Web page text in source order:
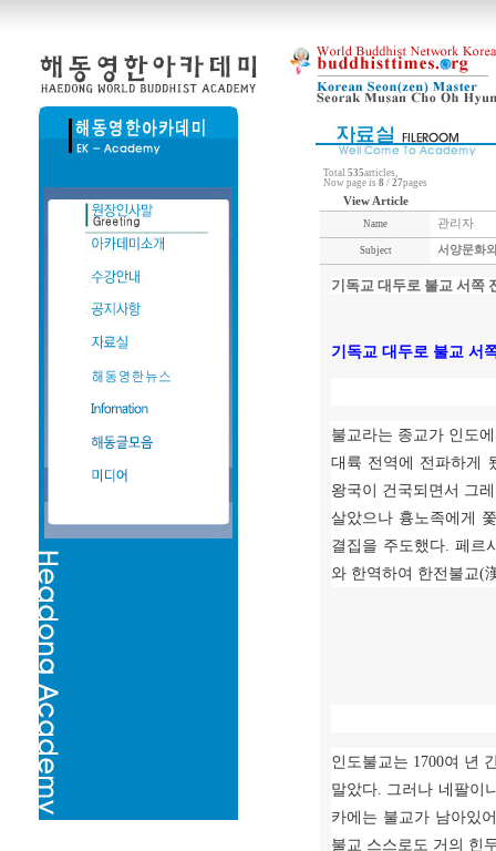
Total 535articles,
Now page is 8 / 27pages
View Article
Name 관리자
Subject 서양문화
기독교 대두로 불교 서쪽
기독교 대두로 불교 서
불교라는 종교가 인도
대륙 전역에 전파하게
왕국이 건국되면서 그
살았으나 흉노족에게
결집을 주도했다. 페르
와 한역하여 한전불교(
인도불교는 1700여 년
말았다. 그러나 네팔이
카에는 불교가 남아있
불교 스스로도 거의 힌